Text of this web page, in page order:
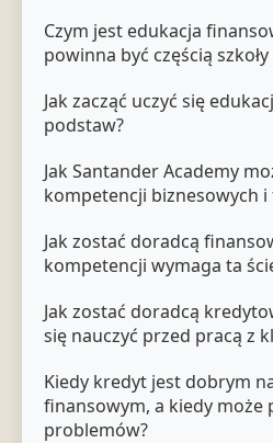
Czym jest edukacja
powinna być częścią
Jak zacząć uczyć się
podstaw?
Jak Santander Academy
kompetencji biznesowych
Jak zostać doradcą
kompetencji wymaga ta
Jak zostać doradcą
się nauczyć przed pracą z
Kiedy kredyt jest dobrym
finansowym, a kiedy może
problemów?